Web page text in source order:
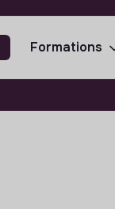
Formations